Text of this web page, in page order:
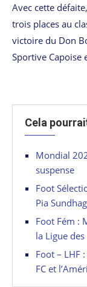
Avec cette
trois places au
victoire du Don
Sportive Capoise
Cela
Mondial
suspense
Foot
Pia
Foot Fém :
la Ligue
Foot – LHF
FC et